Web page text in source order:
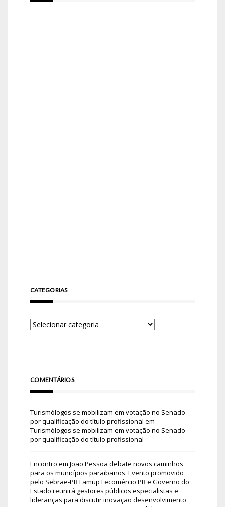
CATEGORIAS
COMENTÁRIOS
Turismólogos se mobilizam em votação no Senado
por qualificação do título profissional em
Turismólogos se mobilizam em votação no Senado
por qualificação do título profissional
Encontro em João Pessoa debate novos caminhos
para os municípios paraibanos. Evento promovido
pelo Sebrae-PB Famup Fecomércio PB e Governo do
Estado reunirá gestores públicos especialistas e
lideranças para discutir inovação desenvolvimento